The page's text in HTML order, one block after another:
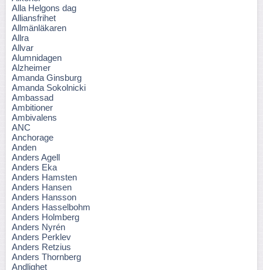
Alla Helgons dag
Alliansfrihet
Allmänläkaren
Allra
Allvar
Alumnidagen
Alzheimer
Amanda Ginsburg
Amanda Sokolnicki
Ambassad
Ambitioner
Ambivalens
ANC
Anchorage
Anden
Anders Agell
Anders Eka
Anders Hamsten
Anders Hansen
Anders Hansson
Anders Hasselbohm
Anders Holmberg
Anders Nyrén
Anders Perklev
Anders Retzius
Anders Thornberg
Andlighet